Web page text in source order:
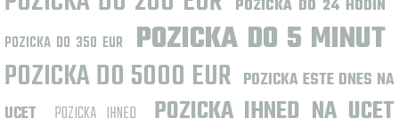
POZICKA DO 24 HODÍN
POZICKA DO 350 EUR
POZICKA DO 5 MINUT
POZICKA DO 5000 EUR POZICKA ESTE DNES NA
UCET
POZICKA IHNED
POZICKA IHNED NA UCET